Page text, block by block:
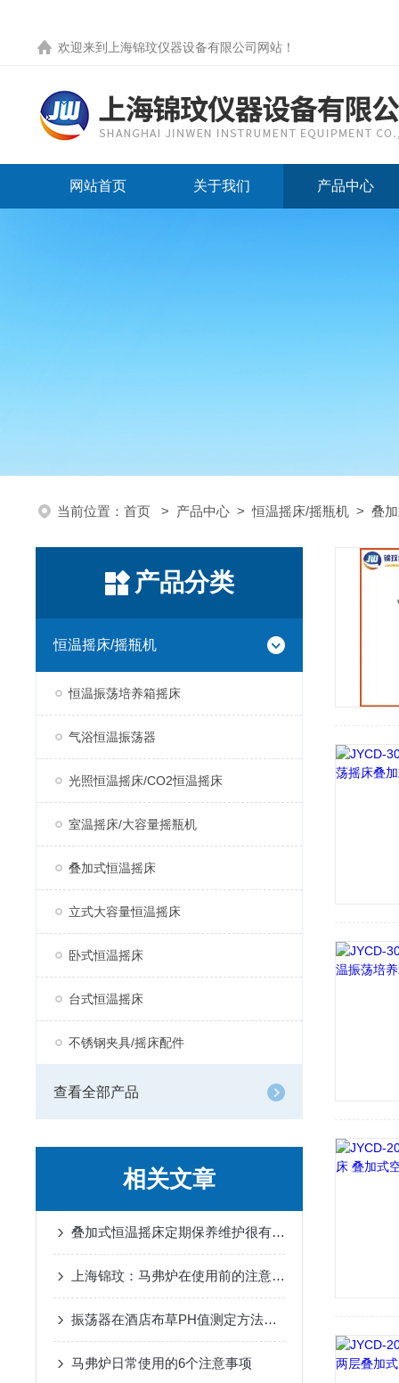
欢迎来到 上海锦玟仪器设备有限公司网站 ！
网站首页 关于我们 产品中心
当前位置： 首页 > 产品中心 >恒温摇床/摇瓶机 > 叠
产品分类
恒温摇床/摇瓶机
恒温振荡培养箱摇床
气浴恒温振荡器
光照恒温摇床/CO2恒温摇床
室温摇床/大容量摇瓶机
叠加式恒温摇床
立式大容量恒温摇床
卧式恒温摇床
台式恒温摇床
不锈钢夹具/摇床配件
查看全部产品
相关文章
叠加式恒温摇床定期保养维护很有必要
上海锦玟：马弗炉在使用前的注意事项
振荡器在酒店布草PH值测定方法中应用
马弗炉日常使用的6个注意事项